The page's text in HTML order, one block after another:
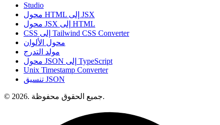
Studio
محول HTML إلى JSX
محول JSX إلى HTML
CSS إلى Tailwind CSS Converter
محول الألوان
مولد التدرج
محول JSON إلى TypeScript
Unix Timestamp Converter
تنسيق JSON
© 2026. جميع الحقوق محفوظة.